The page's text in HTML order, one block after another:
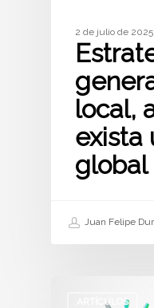
2 de julio de 2025
local,
exista
global
Juan Felipe
ARTÍCULOS